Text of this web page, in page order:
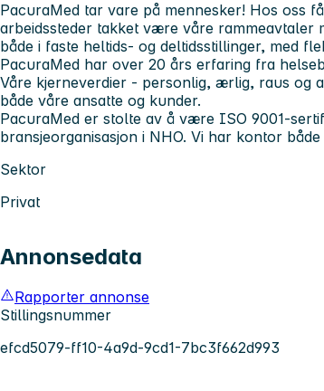
PacuraMed tar vare på mennesker! Hos oss
arbeidssteder takket være våre rammeavtaler
både i faste heltids- og deltidsstillinger, med
PacuraMed har over 20 års erfaring fra
Våre kjerneverdier - personlig, ærlig, raus og
både våre ansatte og kunder.
PacuraMed er stolte av å være ISO 9001-
bransjeorganisasjon i NHO. Vi har kontor
Sektor
Privat
Annonsedata
Rapporter annonse
Stillingsnummer
efcd5079-ff10-4a9d-9cd1-7bc3f662d993